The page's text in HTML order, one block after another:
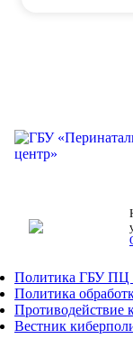
Политика ГБУ ПЦ
Политика
Противодействие
Вестник